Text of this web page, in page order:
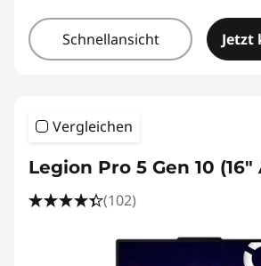
Schnellansicht Jetzt
Vergleichen
Legion Pro 5 Gen 10 (16"
(102)